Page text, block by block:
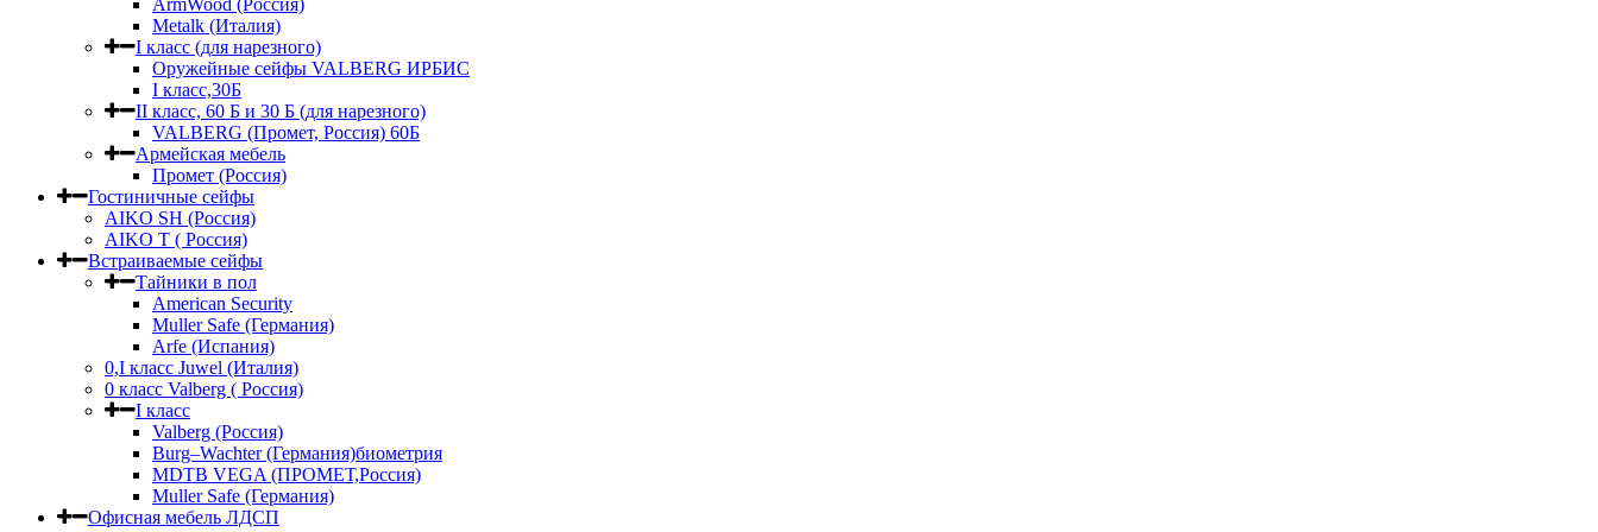
ArmWood (Россия)
Metalk (Италия)
I класс (для нарезного)
Оружейные сейфы VALBERG ИРБИС
I класс,30Б
II класс, 60 Б и 30 Б (для нарезного)
VALBERG (Промет, Россия) 60Б
Армейская мебель
Промет (Россия)
Гостиничные сейфы
AIKO SH (Россия)
AIKO Т ( Россия)
Встраиваемые сейфы
Тайники в пол
American Security
Muller Safe (Германия)
Arfe (Испания)
0,I класс Juwel (Италия)
0 класс Valberg ( Россия)
I класс
Valberg (Россия)
Burg–Wachter (Германия)биометрия
MDTB VEGA (ПРОМЕТ,Россия)
Muller Safe (Германия)
Офисная мебель ЛДСП